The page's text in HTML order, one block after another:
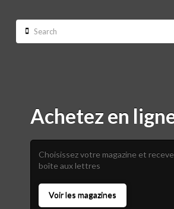
Search
Achetez en
Choisissez votre magazine et
boîte aux lettres
Voir les magazines